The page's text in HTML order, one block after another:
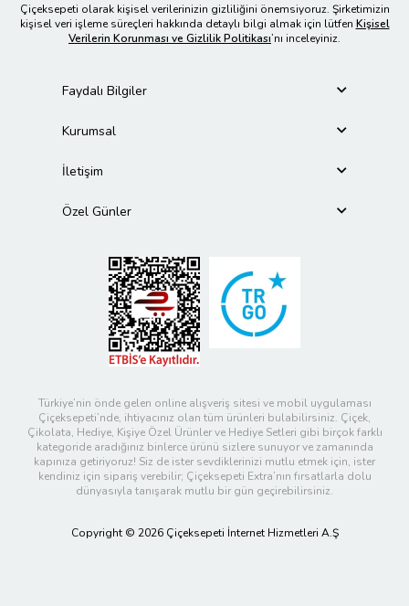
Çiçeksepeti olarak kişisel verilerinizin gizliliğini önemsiyoruz. Şirketimizin
kişisel veri işleme süreçleri hakkında detaylı bilgi almak için lütfen Kişisel
Verilerin Korunması ve Gizlilik Politikası’nı inceleyiniz.
Faydalı Bilgiler
Kurumsal
İletişim
Özel Günler
Türkiye’nin önde gelen online alışveriş sitesi ve mobil uygulaması
Çiçeksepeti’nde, ihtiyacınız olan tüm ürünleri bulabilirsiniz. Çiçek,
Çikolata, Hediye, Kişiye Özel Ürünler ve Hediye Setleri gibi birçok farklı
kategoride aradığınız binlerce ürünü sizlere sunuyor ve zamanında
kapınıza getiriyoruz! Siz de ister sevdiklerinizi mutlu etmek için, ister
kendiniz için sipariş verebilir; Çiçeksepeti Extra’nın fırsatlarla dolu
dünyasıyla tanışarak mutlu bir gün geçirebilirsiniz.
Copyright © 2026 Çiçeksepeti İnternet Hizmetleri A.Ş